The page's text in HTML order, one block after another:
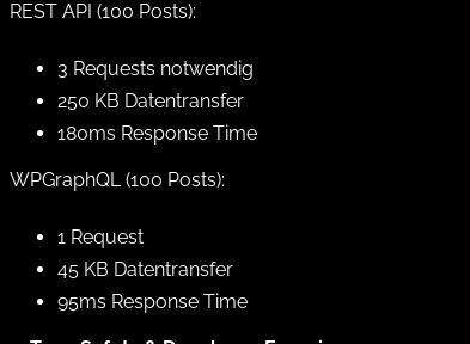
REST API (100 Posts):
3 Requests notwendig
250 KB Datentransfer
180ms Response Time
WPGraphQL (100 Posts):
1 Request
45 KB Datentransfer
95ms Response Time